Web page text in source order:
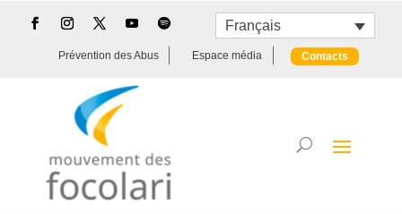
Français
Prévention des Abus Espace média Contacts